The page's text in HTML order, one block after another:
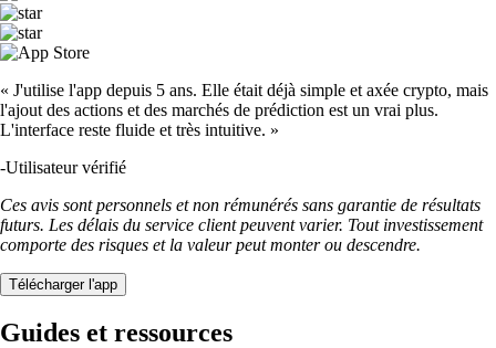
« J'utilise l'app depuis 5 ans. Elle était déjà simple et axée crypto, mais
l'ajout des actions et des marchés de prédiction est un vrai plus.
L'interface reste fluide et très intuitive. »
-Utilisateur vérifié
Ces avis sont personnels et non rémunérés sans garantie de résultats
futurs. Les délais du service client peuvent varier. Tout investissement
comporte des risques et la valeur peut monter ou descendre.
Télécharger l'app
Guides et ressources